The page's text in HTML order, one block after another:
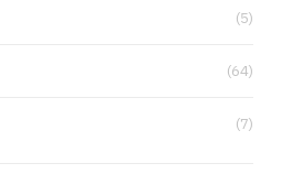
(5)
(64)
(7)